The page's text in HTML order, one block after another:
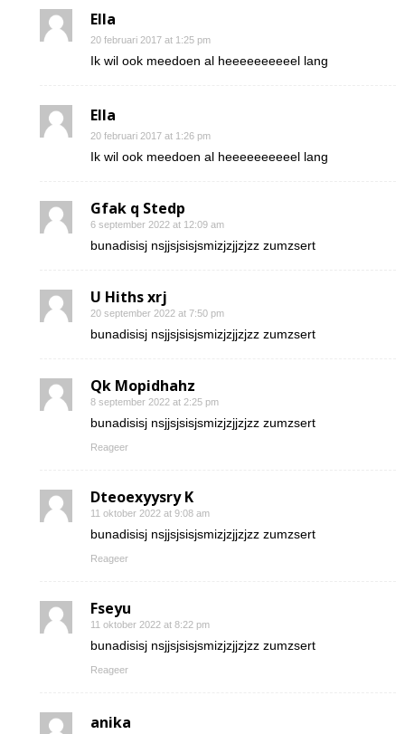
Ella
20 februari 2017 at 1:25 pm
Ik wil ook meedoen al heeeeeeeeeel lang
Ella
20 februari 2017 at 1:26 pm
Ik wil ook meedoen al heeeeeeeeeel lang
Gfak q Stedp
6 september 2022 at 12:09 am
bunadisisj nsjjsjsisjsmizjzjjzjzz zumzsert
U Hiths xrj
20 september 2022 at 7:50 pm
bunadisisj nsjjsjsisjsmizjzjjzjzz zumzsert
Qk Mopidhahz
8 september 2022 at 2:25 pm
bunadisisj nsjjsjsisjsmizjzjjzjzz zumzsert
Reageer
Dteoexyysry K
11 oktober 2022 at 9:08 am
bunadisisj nsjjsjsisjsmizjzjjzjzz zumzsert
Reageer
Fseyu
11 oktober 2022 at 8:22 pm
bunadisisj nsjjsjsisjsmizjzjjzjzz zumzsert
Reageer
anika